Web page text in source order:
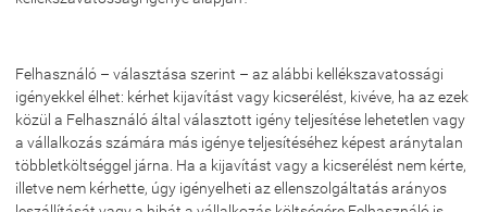
Felhasználó – választása szerint – az alábbi kellékszavatossági
igényekkel élhet: kérhet kijavítást vagy kicserélést, kivéve, ha az ezek
közül a Felhasználó által választott igény teljesítése lehetetlen vagy
a vállalkozás számára más igénye teljesítéséhez képest aránytalan
többletköltséggel járna. Ha a kijavítást vagy a kicserélést nem kérte,
illetve nem kérhette, úgy igényelheti az ellenszolgáltatás arányos